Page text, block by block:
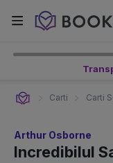
Carti Carti
Arthur Osborne
Incredibilul